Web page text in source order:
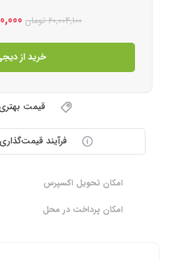
60,004,100 تومان
خرید از
قیمت
فرآیند
امکان تحویل اکسپرس
امکان پرداخت در محل